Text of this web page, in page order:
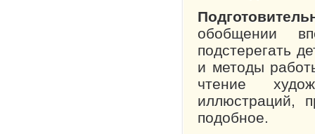
обобщении
подстерегать
и методы
чтение
иллюстраций,
подобное.